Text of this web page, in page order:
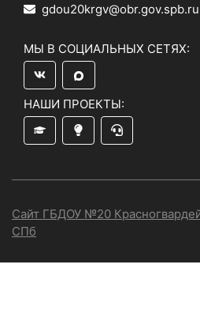
gdou20krgv@obr.gov.spb.ru
МЫ В СОЦИАЛЬНЫХ СЕТЯХ:
НАШИ ПРОЕКТЫ:
Сайт ГБДОУ №20
СПб